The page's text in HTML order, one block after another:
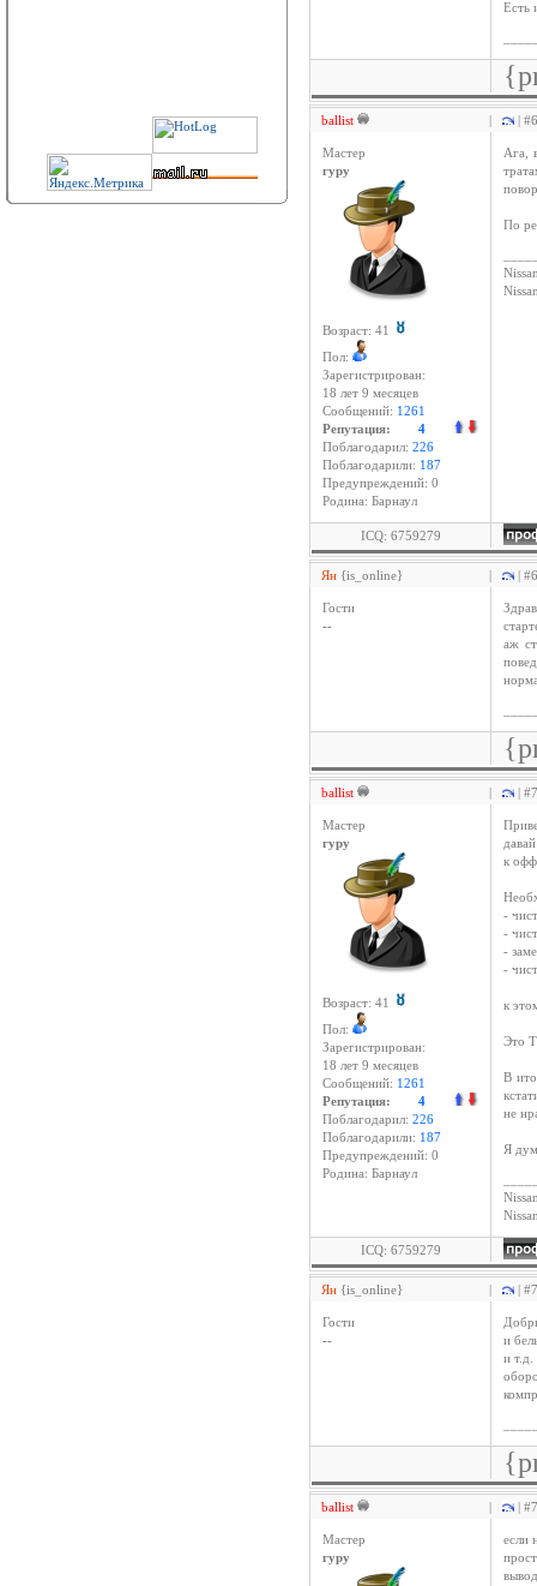
Есть
ballist | |
Мастер
гуру
Возраст: 41
Пол:
Зарегистрирован:
18 лет 9 месяцев
Сообщений: 1261
Репутация: 4
Поблагодарил: 226
Поблагодарили: 187
Предупреждений: 0
Родина: Барнаул
Ага,
По
ICQ: 6759279
Ян {is_online} | |
Гости
--
аж
ballist | |
Мастер
гуру
Возраст: 41
Пол:
Зарегистрирован:
18 лет 9 месяцев
Сообщений: 1261
Репутация: 4
Поблагодарил: 226
Поблагодарили: 187
Предупреждений: 0
Родина: Барнаул
к офф
-
-
-
-
к
Это
В
не
Я
ICQ: 6759279
Ян {is_online} | |
Гости
--
и
и т.д.
ballist | |
Мастер
гуру
если